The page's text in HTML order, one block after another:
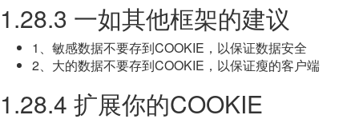
1.28.3 一如其他框架的建议
1、敏感数据不要存到COOKIE，以保证数据安全
2、大的数据不要存到COOKIE，以保证瘦的客户端
1.28.4 扩展你的COOKIE